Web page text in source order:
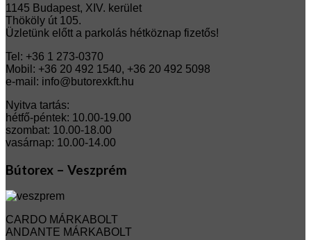
1145 Budapest, XIV. kerület
Thököly út 105.
Üzletünk előtt a parkolás hétköznap fizetős!
Tel: +36 1 273-0370
Mobil: +36 20 492 1540, +36 20 492 5098
e-mail: info@butorexkft.hu
Nyitva tartás:
hétfő-péntek: 10.00-19.00
szombat: 10.00-18.00
vasárnap: 10.00-14.00
Bútorex – Veszprém
CARDO MÁRKABOLT
ANDANTE MÁRKABOLT